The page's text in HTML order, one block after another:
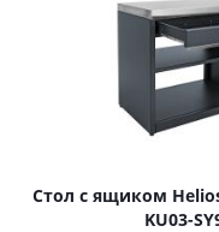
Стол с ящиком Helios
KU03-